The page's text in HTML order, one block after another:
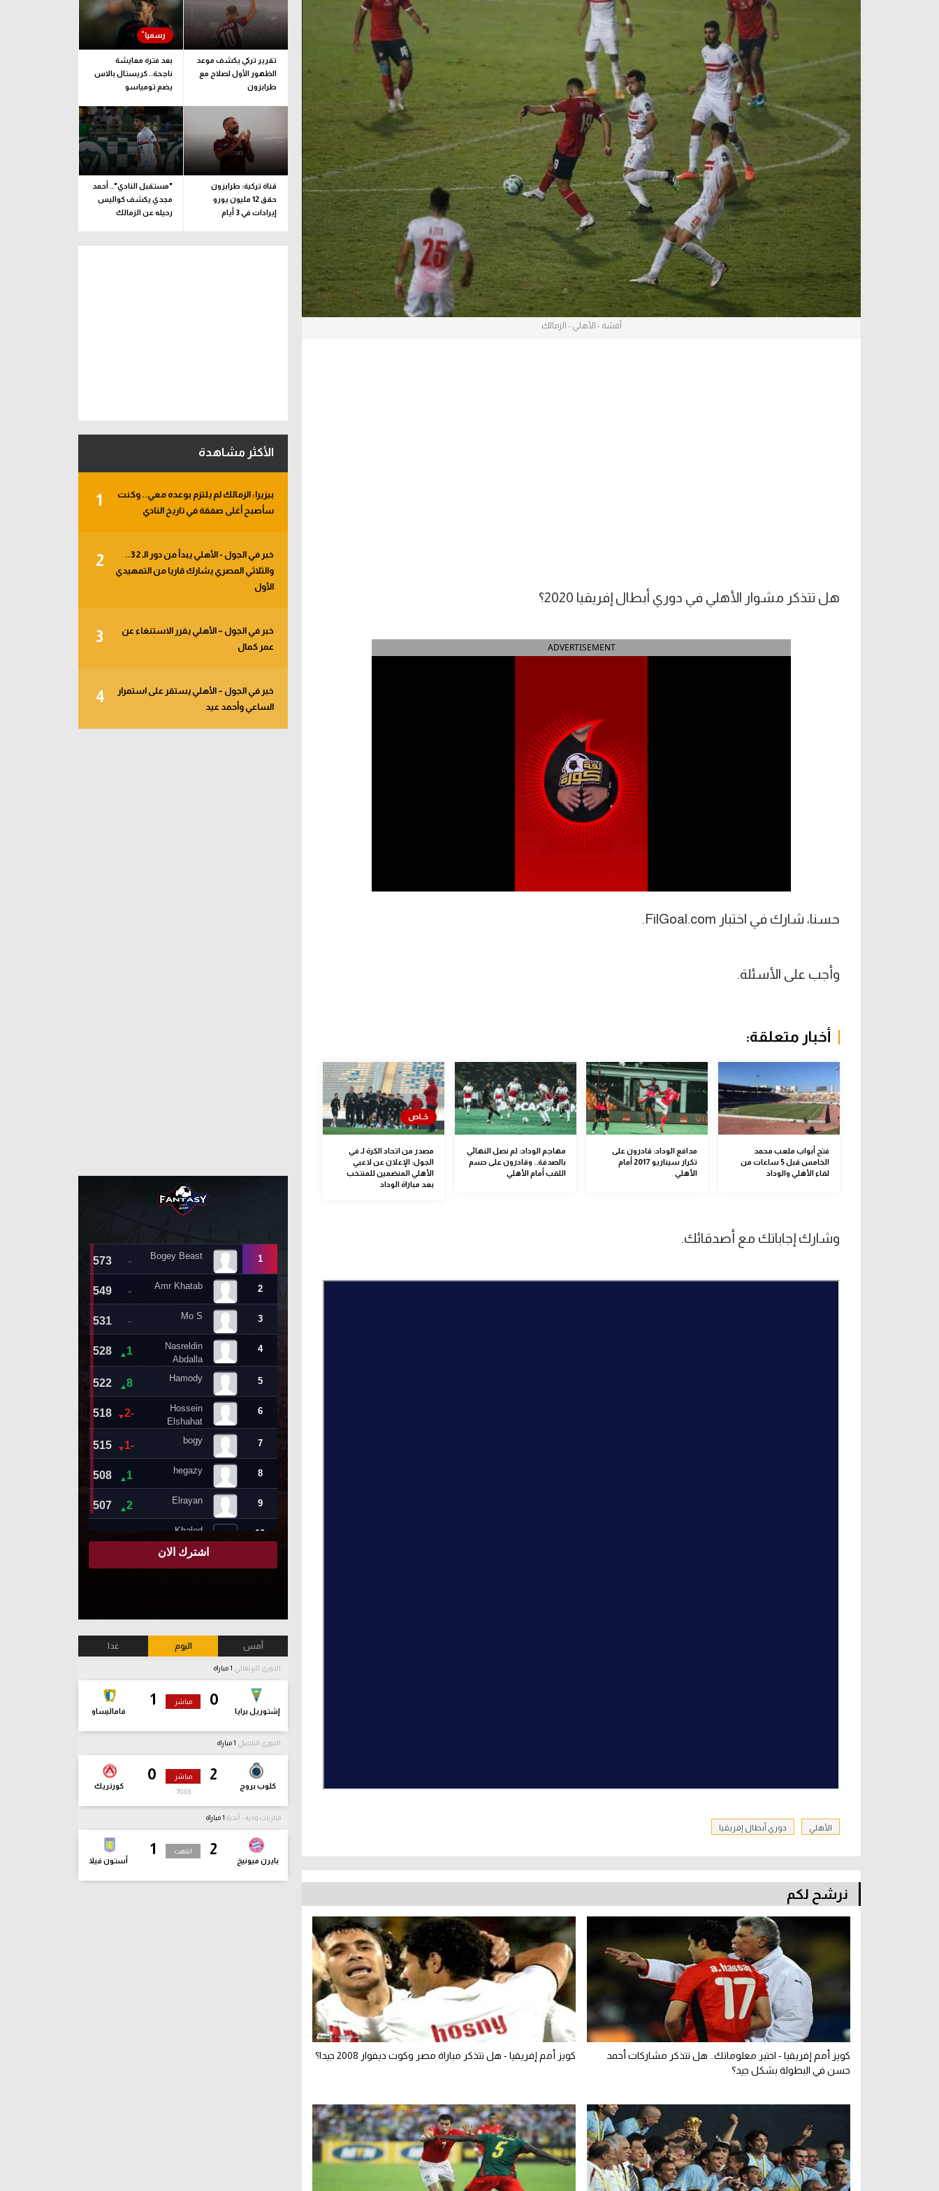
ركن الألعاب
الدوري السعودي للمحترفين
دوري أبطال أوروبا
دوري أبطال إفريقيا
كل البطولات
آسيا
أمريكا
أفشة - الأهلي - الزمالك
هل تتذكر مشوار الأهلي في دوري أبطال إفريقيا 2020؟
ADVERTISEMENT
حسنا، شارك في اختبار FilGoal.com.
وأجب على الأسئلة.
أخبار متعلقة:
فتح أبواب ملعب محمد
الخامس قبل 5 ساعات من
لقاء الأهلي والوداد
مدافع الوداد: قادرون على
تكرار سيناريو 2017 أمام
الأهلي
مهاجم الوداد: لم نصل النهائي
بالصدفة.. وقادرون على حسم
اللقب أمام الأهلي
مصدر من اتحاد الكرة لـ في
الجول: الإعلان عن لاعبي
الأهلي المنضمين للمنتخب
بعد مباراة الوداد
وشارك إجاباتك مع أصدقائك.
الأهلي دوري أبطال إفريقيا
نرشح لكم
كويز أمم إفريقيا - اختبر معلوماتك.. هل تتذكر مشاركات أحمد
حسن في البطولة بشكل جيد؟
كويز أمم إفريقيا - هل تتذكر مباراة مصر وكوت ديفوار 2008 جيدا؟
تقرير تركي يكشف موعد
الظهور الأول لصلاح مع
طرابزون
بعد فترة معايشة
ناجحة.. كريستال بالاس
يضم تومياسو
قناة تركية: طرابزون
حقق 12 مليون يورو
إيرادات في 3 أيام
"مستقبل النادي".. أحمد
مجدي يكشف كواليس
رحيله عن الزمالك
الأكثر مشاهدة
1
بيزيرا: الزمالك لم يلتزم بوعده معي.. وكنت
سأصبح أغلى صفقة في تاريخ النادي
2
خبر في الجول - الأهلي يبدأ من دور الـ 32..
والثلاثي المصري يشارك قاريا من التمهيدي
الأول
3
خبر في الجول – الأهلي يقرر الاستنغاء عن
عمر كمال
4
خبر في الجول – الأهلي يستقر على استمرار
الساعي وأحمد عيد
أمس اليوم غدا
الدوري البرتغالي
0
إشتوريل برايا
1
فاماليساو
مباشر
الدوري البلجيكي
2
كلوب بروج
0
كورتريك
مباشر
70:05
مباريات ودية - أندية
2
بايرن ميونيخ
1
أستون فيلا
انتهت